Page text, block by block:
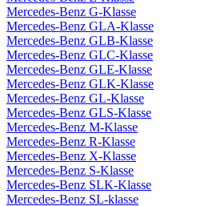
Mercedes-Benz G-Klasse
Mercedes-Benz GLA-Klasse
Mercedes-Benz GLB-Klasse
Mercedes-Benz GLC-Klasse
Mercedes-Benz GLE-Klasse
Mercedes-Benz GLK-Klasse
Mercedes-Benz GL-Klasse
Mercedes-Benz GLS-Klasse
Mercedes-Benz M-Klasse
Mercedes-Benz R-Klasse
Mercedes-Benz X-Klasse
Mercedes-Benz S-Klasse
Mercedes-Benz SLK-Klasse
Mercedes-Benz SL-klasse